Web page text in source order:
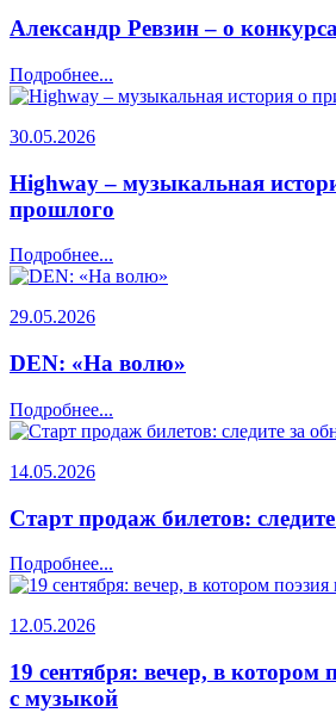
Александр Ревзин – о
Подробнее...
30.05.2026
Highway – музыкальная
прошлого
Подробнее...
29.05.2026
DEN: «На волю»
Подробнее...
14.05.2026
Старт продаж билетов:
Подробнее...
12.05.2026
19 сентября: вечер, в котором
с музыкой